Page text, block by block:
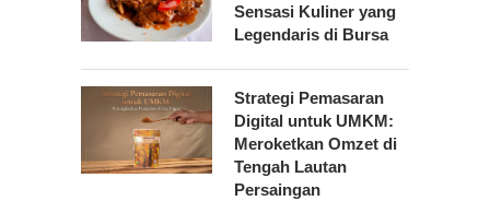
Sensasi Kuliner yang
Legendaris di Bursa
Strategi Pemasaran
Digital untuk UMKM:
Meroketkan Omzet di
Tengah Lautan
Persaingan